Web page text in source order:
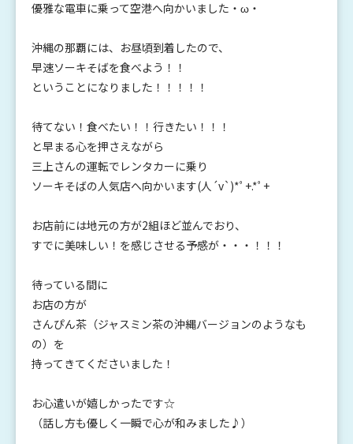
優雅な電車に乗って空港へ向かいました・ω・
沖縄の那覇には、お昼頃到着したので、
早速ソーキそばを食べよう！！
ということになりました！！！！！
待てない！食べたい！！行きたい！！！
と早まる心を押さえながら
三上さんの運転でレンタカーに乗り
ソーキそばの人気店へ向かいます(人´v`)*ﾟ+.*ﾟ+
お店前には地元の方が2組ほど並んでおり、
すでに美味しい！を感じさせる予感が・・・！！！
待っている間に
お店の方が
さんぴん茶（ジャスミン茶の沖縄バージョンのようなも
の）を
持ってきてくださいました！
お心遣いが嬉しかったです☆
（話し方も優しく一瞬で心が和みました♪）